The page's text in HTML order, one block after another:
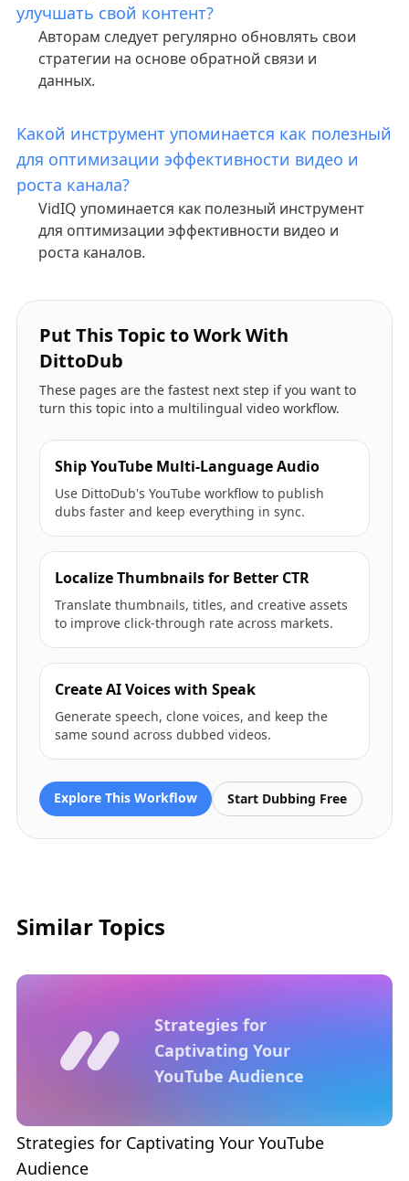
улучшать свой контент?
Авторам следует регулярно обновлять свои
стратегии на основе обратной связи и
данных.
Какой инструмент упоминается как полезный
для оптимизации эффективности видео и
роста канала?
VidIQ упоминается как полезный инструмент
для оптимизации эффективности видео и
роста каналов.
Put This Topic to Work With
DittoDub
These pages are the fastest next step if you want to
turn this topic into a multilingual video workflow.
Ship YouTube Multi-Language Audio
Use DittoDub's YouTube workflow to publish
dubs faster and keep everything in sync.
Localize Thumbnails for Better CTR
Translate thumbnails, titles, and creative assets
to improve click-through rate across markets.
Create AI Voices with Speak
Generate speech, clone voices, and keep the
same sound across dubbed videos.
Explore This Workflow Start Dubbing Free
Similar Topics
Strategies for
Captivating Your
YouTube Audience
Strategies for Captivating Your YouTube
Audience